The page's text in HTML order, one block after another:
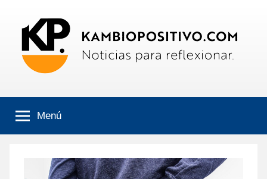
contenido
Kambiopositivo
online.
Noticias
reflexionar.
Menú